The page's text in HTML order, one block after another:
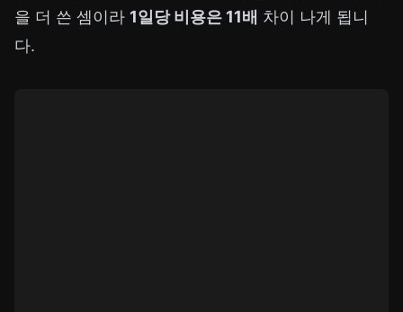
을 더 쓴 셈이라 1일당 비용은 11배 차이 나게 됩니
다.